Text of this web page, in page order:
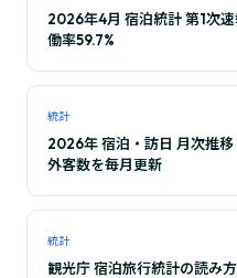
2026年4月 宿泊統計 第1次
働率59.7%
統計
2026年 宿泊・訪日 月次推
外客数を毎月更新
統計
観光庁 宿泊旅行統計の読み